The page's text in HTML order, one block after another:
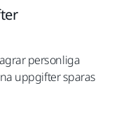
personliga
uppgifter sparas